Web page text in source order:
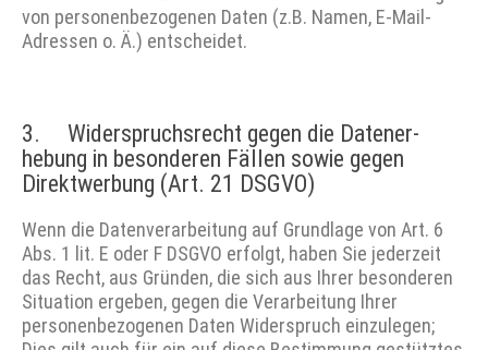
von personenbezogenen Daten (z.B. Namen, E-Mail-
Adressen o. Ä.) entscheidet.
3. Widerspruchsrecht gegen die Daten­er­
hebung in besonderen Fällen sowie gegen
Direkt­werbung (Art. 21 DSGVO)
Wenn die Datenverarbeitung auf Grundlage von Art. 6
Abs. 1 lit. E oder F DSGVO erfolgt, haben Sie jederzeit
das Recht, aus Gründen, die sich aus Ihrer besonderen
Situation ergeben, gegen die Verarbeitung Ihrer
personenbezogenen Daten Widerspruch einzulegen;